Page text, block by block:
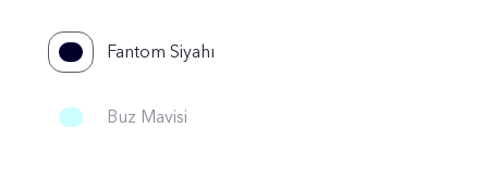
yeni
Fantom Siyahı
Buz Mavisi